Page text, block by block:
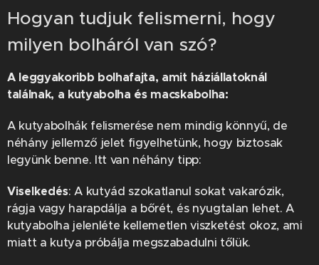
Hogyan tudjuk felismerni, hogy
milyen bolháról van szó?
A leggyakoribb bolhafajta, amit háziállatoknál
találnak, a kutyabolha és macskabolha:
A kutyabolhák felismerése nem mindig könnyű, de
néhány jellemző jelet figyelhetünk, hogy biztosak
legyünk benne. Itt van néhány tipp:
Viselkedés: A kutyád szokatlanul sokat vakarózik,
rágja vagy harapdálja a bőrét, és nyugtalan lehet. A
kutyabolha jelenléte kellemetlen viszketést okoz, ami
miatt a kutya próbálja megszabadulni tőlük.